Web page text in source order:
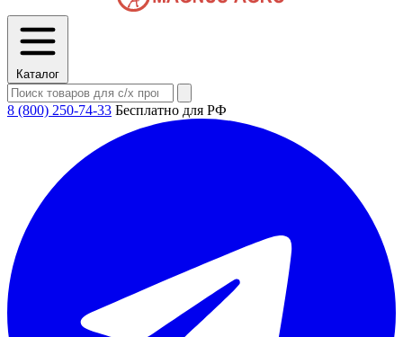
Каталог
8 (800) 250-74-33 Бесплатно для РФ